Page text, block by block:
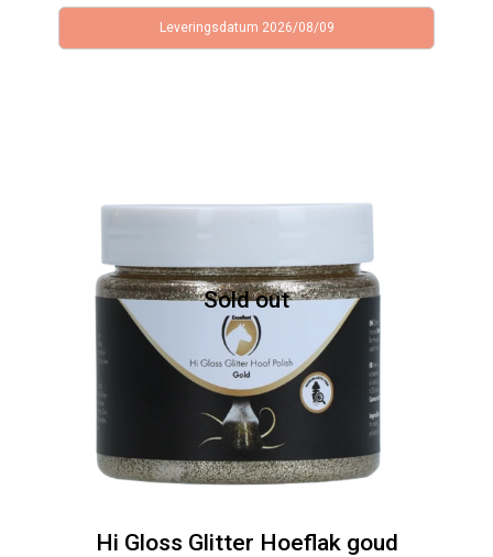
Leveringsdatum 2026/08/09
Sold out
Hi Gloss Glitter Hoeflak goud